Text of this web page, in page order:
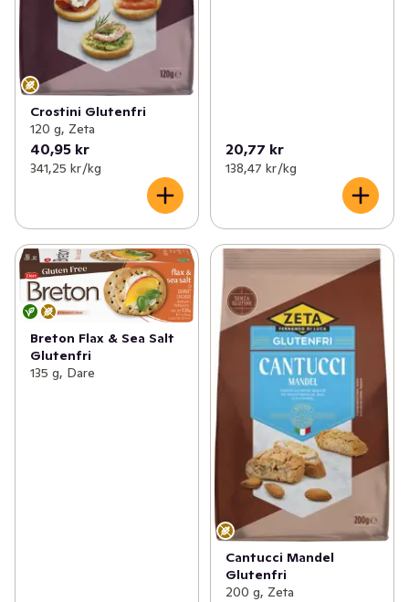
Crostini Glutenfri
120 g, Zeta
40,95 kr
341,25 kr /kg
20,77 kr
138,47 kr /kg
Breton Flax & Sea Salt
Glutenfri
135 g, Dare
Cantucci Mandel
Glutenfri
200 g, Zeta